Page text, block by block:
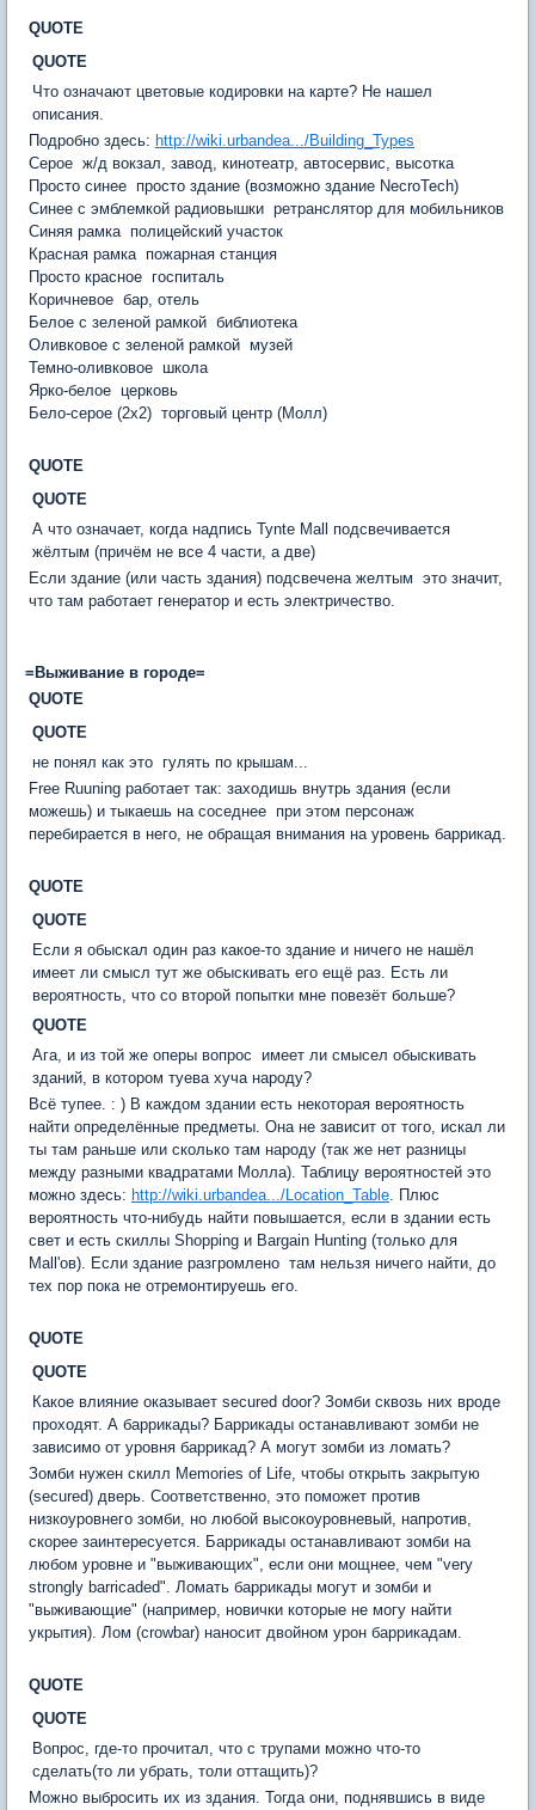
QUOTE
QUOTE
Что означают цветовые кодировки на карте? Не нашел
описания.
Подробно здесь: http://wiki.urbandea.../Building_Types
Серое  ж/д вокзал, завод, кинотеатр, автосервис, высотка
Просто синее  просто здание (возможно здание NecroTech)
Синее с эмблемкой радиовышки  ретранслятор для мобильников
Синяя рамка  полицейский участок
Красная рамка  пожарная станция
Просто красное  госпиталь
Коричневое  бар, отель
Белое с зеленой рамкой  библиотека
Оливковое с зеленой рамкой  музей
Темно-оливковое  школа
Ярко-белое  церковь
Бело-серое (2х2)  торговый центр (Молл)
QUOTE
QUOTE
А что означает, когда надпись Tynte Mall подсвечивается
жёлтым (причём не все 4 части, а две)
Если здание (или часть здания) подсвечена желтым  это значит,
что там работает генератор и есть электричество.
=Выживание в городе=
QUOTE
QUOTE
не понял как это  гулять по крышам...
Free Ruuning работает так: заходишь внутрь здания (если
можешь) и тыкаешь на соседнее  при этом персонаж
перебирается в него, не обращая внимания на уровень баррикад.
QUOTE
QUOTE
Если я обыскал один раз какое-то здание и ничего не нашёл 
имеет ли смысл тут же обыскивать его ещё раз. Есть ли
вероятность, что со второй попытки мне повезёт больше?
QUOTE
Ага, и из той же оперы вопрос  имеет ли смысел обыскивать
зданий, в котором туева хуча народу?
Всё тупее. : ) В каждом здании есть некоторая вероятность
найти определённые предметы. Она не зависит от того, искал ли
ты там раньше или сколько там народу (так же нет разницы
между разными квадратами Молла). Таблицу вероятностей это
можно здесь: http://wiki.urbandea.../Location_Table. Плюс
вероятность что-нибудь найти повышается, если в здании есть
свет и есть скиллы Shopping и Bargain Hunting (только для
Mall'ов). Если здание разгромлено  там нельзя ничего найти, до
тех пор пока не отремонтируешь его.
QUOTE
QUOTE
Какое влияние оказывает secured door? Зомби сквозь них вроде
проходят. А баррикады? Баррикады останавливают зомби не
зависимо от уровня баррикад? А могут зомби из ломать?
Зомби нужен скилл Memories of Life, чтобы открыть закрытую
(secured) дверь. Соответственно, это поможет против
низкоуровнего зомби, но любой высокоуровневый, напротив,
скорее заинтересуется. Баррикады останавливают зомби на
любом уровне и "выживающих", если они мощнее, чем "very
strongly barricaded". Ломать баррикады могут и зомби и
"выживающие" (например, новички которые не могу найти
укрытия). Лом (crowbar) наносит двойном урон баррикадам.
QUOTE
QUOTE
Вопрос, где-то прочитал, что с трупами можно что-то
сделать(то ли убрать, толи оттащить)?
Можно выбросить их из здания. Тогда они, поднявшись в виде